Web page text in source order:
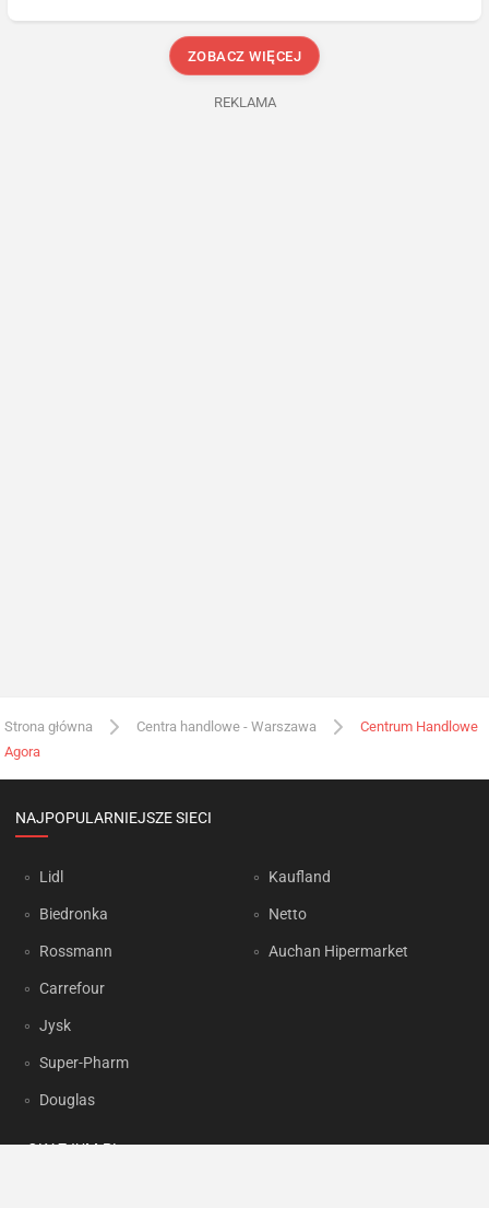
ZOBACZ WIĘCEJ
REKLAMA
Strona główna Centra handlowe - Warszawa
Centrum Handlowe
Agora
NAJPOPULARNIEJSZE SIECI
Lidl
Biedronka
Rossmann
Carrefour
Jysk
Super-Pharm
Douglas
Kaufland
Netto
Auchan Hipermarket
OKAZJUM.PL